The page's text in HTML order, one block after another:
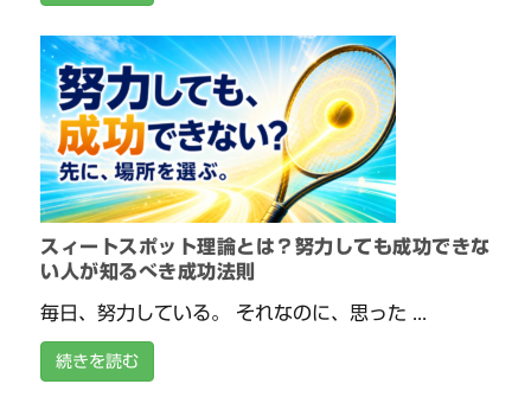
スィートスポット理論とは？努力しても成功できな
い人が知るべき成功法則
毎日、努力している。 それなのに、思った ...
続きを読む